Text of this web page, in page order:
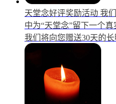
天堂念好评奖励活动 我
中为“天堂念”留下一个
我们将向您赠送30天的长